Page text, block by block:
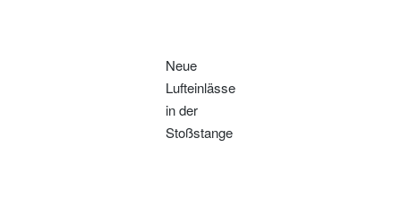
Neue
Lufteinlässe
in der
Stoßstange